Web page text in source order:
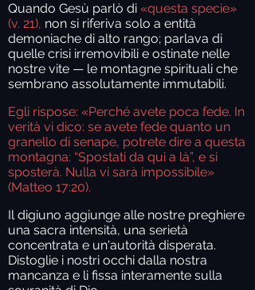
Quando Gesù parlò di «questa specie»
(v. 21), non si riferiva solo a entità
demoniache di alto rango; parlava di
quelle crisi irremovibili e ostinate nelle
nostre vite — le montagne spirituali che
sembrano assolutamente immutabili.
Egli rispose: «Perché avete poca fede. In
verità vi dico: se avete fede quanto un
granello di senape, potrete dire a questa
montagna: “Spostati da qui a là”, e si
sposterà. Nulla vi sarà impossibile»
(Matteo 17:20).
Il digiuno aggiunge alle nostre preghiere
una sacra intensità, una serietà
concentrata e un'autorità disperata.
Distoglie i nostri occhi dalla nostra
mancanza e li fissa interamente sulla